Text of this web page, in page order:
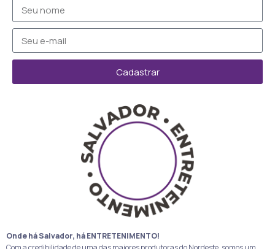
Cadastrar
Onde há Salvador, há ENTRETENIMENTO!